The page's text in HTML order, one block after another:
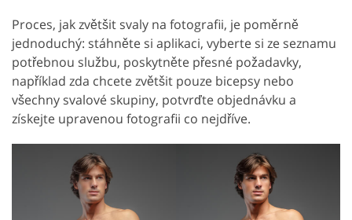
Proces, jak zvětšit svaly na fotografii, je poměrně
jednoduchý: stáhněte si aplikaci, vyberte si ze seznamu
potřebnou službu, poskytněte přesné požadavky,
například zda chcete zvětšit pouze bicepsy nebo
všechny svalové skupiny, potvrďte objednávku a
získejte upravenou fotografii co nejdříve.